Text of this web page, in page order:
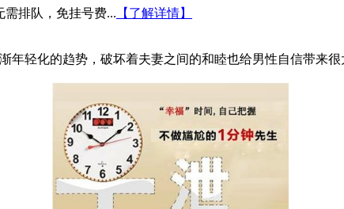
需排队，免挂号费... 【了解详情】
轻化的趋势，破坏着夫妻之间的和睦也给男性自信带来很